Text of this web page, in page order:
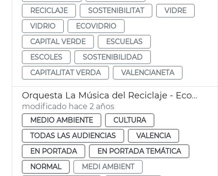
RECICLAJE
SOSTENIBILITAT
VIDRE
VIDRIO
ECOVIDRIO
CAPITAL VERDE
ESCUELAS
ESCOLES
SOSTENIBILIDAD
CAPITALITAT VERDA
VALENCIANETA
Orquesta La Música del Reciclaje - Ecoembes
modificado hace 2 años
MEDIO AMBIENTE
CULTURA
TODAS LAS AUDIENCIAS
VALENCIA
EN PORTADA
EN PORTADA TEMÁTICA
NORMAL
MEDI AMBIENT